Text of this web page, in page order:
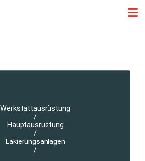
Werkstattausrüstung
/
Hauptausrüstung
/
Lakierungsanlagen
/